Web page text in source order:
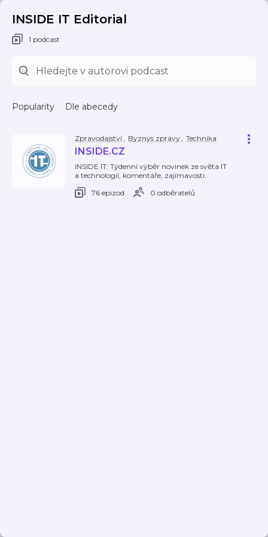
INSIDE IT Editorial
1 podcast
Popularity Dle abecedy
Zpravodajství, Byznys zprávy, Technika
INSIDE.CZ
INSIDE IT: Týdenní výběr novinek ze světa IT
a technologií, komentáře, zajímavosti.
76 epizod
0 odběratelů